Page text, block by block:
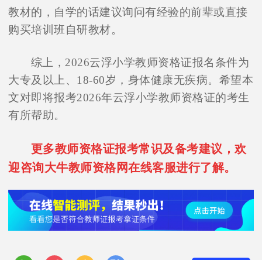
教材的，自学的话建议询问有经验的前辈或直接
购买培训班自研教材。
综上，2026云浮小学教师资格证报名条件为
大专及以上、18-60岁，身体健康无疾病。希望本
文对即将报考2026年云浮小学教师资格证的考生
有所帮助。
更多教师资格证报考常识及备考建议，欢
迎咨询大牛教师资格网在线客服进行了解。